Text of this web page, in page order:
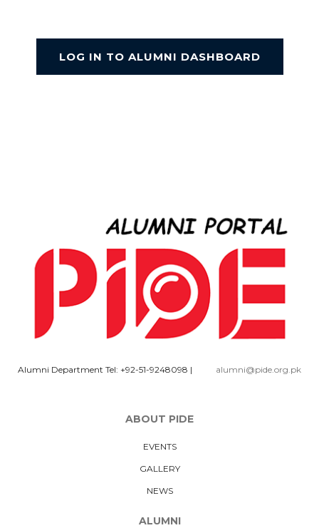
LOG IN TO ALUMNI DASHBOARD
Alumni Department Tel: +92-51-9248098 | alumni@pide.org.pk
ABOUT PIDE
EVENTS
GALLERY
NEWS
ALUMNI